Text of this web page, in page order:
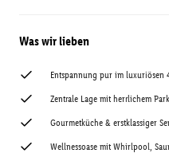
Was wir lieben
Entspannung pur im luxuriösen
Zentrale Lage mit herrlichem
Gourmetküche & erstklassiger
Wellnessoase mit Whirlpool,